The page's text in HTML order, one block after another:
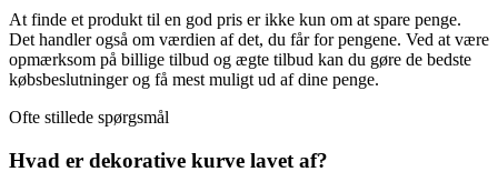
At finde et produkt til en god pris er ikke kun om at spare penge.
Det handler også om værdien af det, du får for pengene. Ved at være
opmærksom på billige tilbud og ægte tilbud kan du gøre de bedste
købsbeslutninger og få mest muligt ud af dine penge.
Ofte stillede spørgsmål
Hvad er dekorative kurve lavet af?